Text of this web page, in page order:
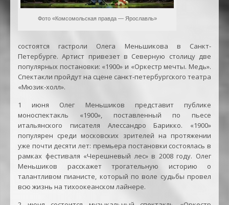
Фото «Комсомольская правда — Ярославль»
состоятся гастроли Олега Меньшикова в Санкт-
Петербурге. Артист привезет в Северную столицу две
популярных постановки: «1900» и «Оркестр мечты. Медь».
Спектакли пройдут на сцене санкт-петербургского театра
«Мюзик-холл».
1 июня Олег Меньшиков представит публике
моноспектакль «1900», поставленный по пьесе
итальянского писателя Алессандро Барикко. «1900»
популярен среди московских зрителей на протяжении
уже почти десяти лет: премьера постановки состоялась в
рамках фестиваля «Черешневый лес» в 2008 году. Олег
Меньшиков расскажет трогательную историю о
талантливом пианисте, который по воле судьбы провел
всю жизнь на тихоокеанском лайнере.